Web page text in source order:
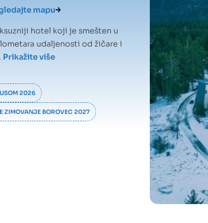
mapu
hotel koji je smešten u
udaljenosti od žičare i
Prikažite više
2026
ZIMOVANJE BOROVEC 2027